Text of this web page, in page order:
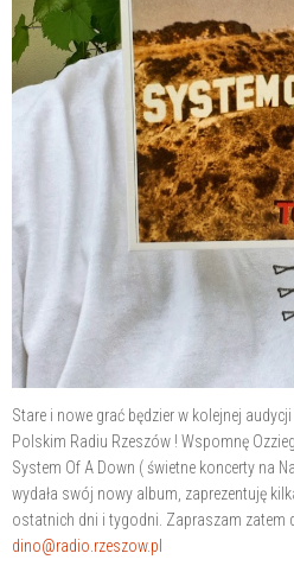
Stare i nowe grać będzier w kolejnej
Polskim Radiu Rzeszów ! Wspomnę
System Of A Down ( świetne koncerty na
wydała swój nowy album, zaprezentuję
ostatnich dni i tygodni. Zapraszam zatem
dino@radio.rzeszow.pl